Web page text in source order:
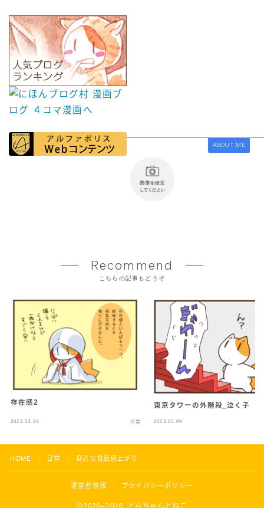
ABOUT ME
Recommend
こちらの記事もどうぞ
存在感2
2022.03.23 日常
東京タワーの外階段_泣く子
2023.05.09
HOME ＞ 日常 ＞ 身近な食品値上がり
運営者情報 プライバシーポリシー
2020–2026 とらちゃんとねこ